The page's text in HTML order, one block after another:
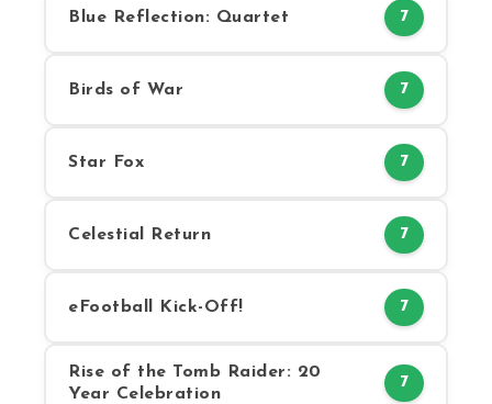
Blue Reflection: Quartet 7
Birds of War 7
Star Fox 7
Celestial Return 7
eFootball Kick-Off! 7
Rise of the Tomb Raider: 20
Year Celebration
7